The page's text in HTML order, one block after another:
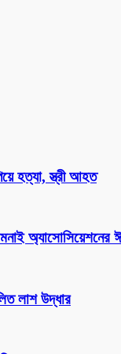
হত্যা, স্ত্রী আহত
অ্যাসোসিয়েশনের
লাশ উদ্ধার